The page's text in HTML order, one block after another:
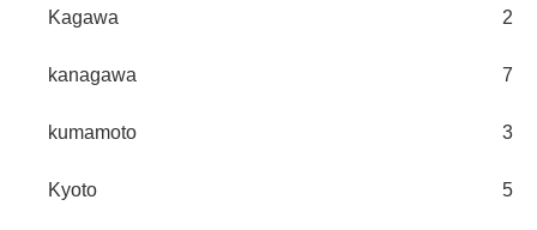
Kagawa 2
kanagawa 7
kumamoto 3
Kyoto 5